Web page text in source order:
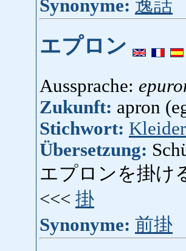
Synonyme: 逸話
エプロン
Aussprache:
Zukunft: apron
Stichwort: Kleider
Übersetzung:
エプロンを掛け
<<< 掛
Synonyme: 前掛